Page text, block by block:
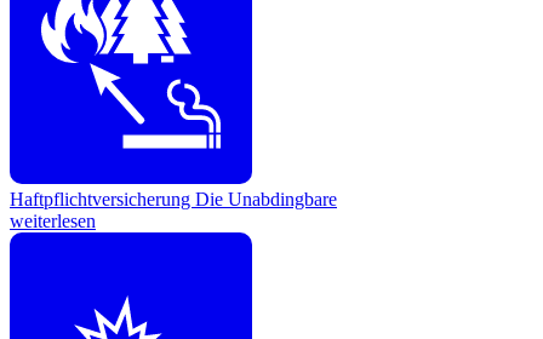
Haftpflichtversicherung Die Unabdingbare
weiterlesen